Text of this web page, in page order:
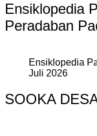
Ensiklopedia
Peradaban
Ensiklopedia
Juli 2026
SOOKA